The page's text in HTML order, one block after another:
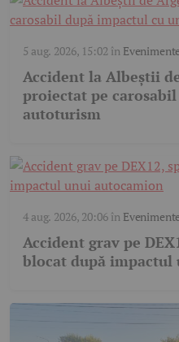
5 aug. 2026, 15:02 în
Accident la Albeștii
proiectat pe
autoturism
4 aug. 2026, 20:06în
Accident grav pe
blocat după impactul